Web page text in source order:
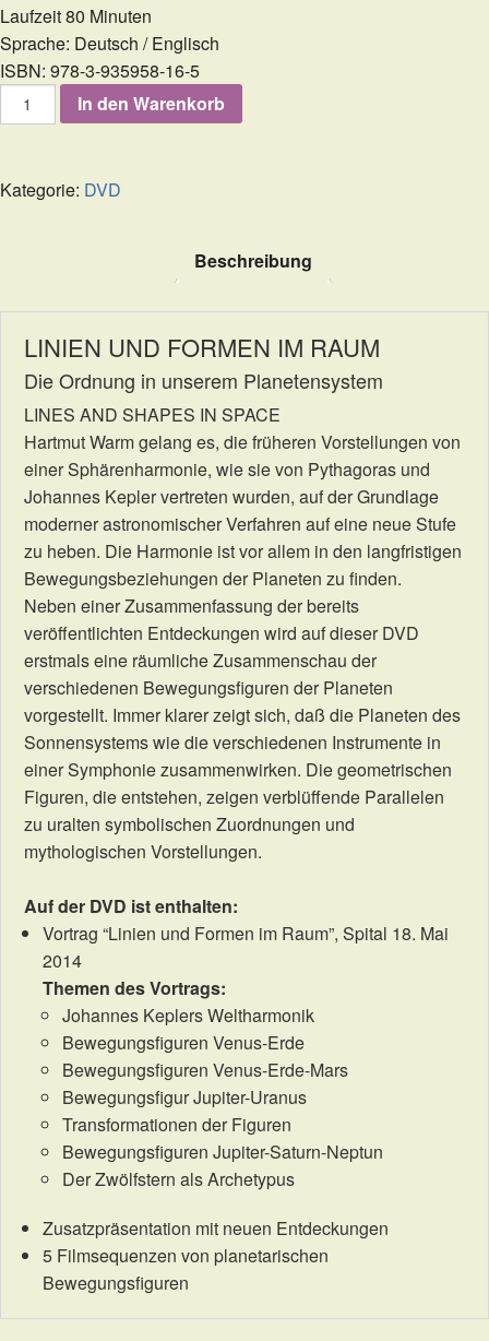
Laufzeit 80 Minuten
Sprache: Deutsch / Englisch
ISBN: 978-3-935958-16-5
Raum
In den Warenkorb
Kategorie: DVD
Beschreibung
LINIEN UND FORMEN IM RAUM
Die Ordnung in unserem Planetensystem
LINES AND SHAPES IN SPACE
Hartmut Warm gelang es, die früheren Vorstellungen von
einer Sphärenharmonie, wie sie von Pythagoras und
Johannes Kepler vertreten wurden, auf der Grundlage
moderner astronomischer Verfahren auf eine neue Stufe
zu heben. Die Harmonie ist vor allem in den langfristigen
Bewegungsbeziehungen der Planeten zu finden.
Neben einer Zusammenfassung der bereits
veröffentlichten Entdeckungen wird auf dieser DVD
erstmals eine räumliche Zusammenschau der
verschiedenen Bewegungsfiguren der Planeten
vorgestellt. Immer klarer zeigt sich, daß die Planeten des
Sonnensystems wie die verschiedenen Instrumente in
einer Symphonie zusammenwirken. Die geometrischen
Figuren, die entstehen, zeigen verblüffende Parallelen
zu uralten symbolischen Zuordnungen und
mythologischen Vorstellungen.
Auf der DVD ist enthalten:
Vortrag “Linien und Formen im Raum”, Spital 18. Mai
2014
Themen des Vortrags:
Johannes Keplers Weltharmonik
Bewegungsfiguren Venus-Erde
Bewegungsfiguren Venus-Erde-Mars
Bewegungsfigur Jupiter-Uranus
Transformationen der Figuren
Bewegungsfiguren Jupiter-Saturn-Neptun
Der Zwölfstern als Archetypus
Zusatzpräsentation mit neuen Entdeckungen
5 Filmsequenzen von planetarischen
Bewegungsfiguren